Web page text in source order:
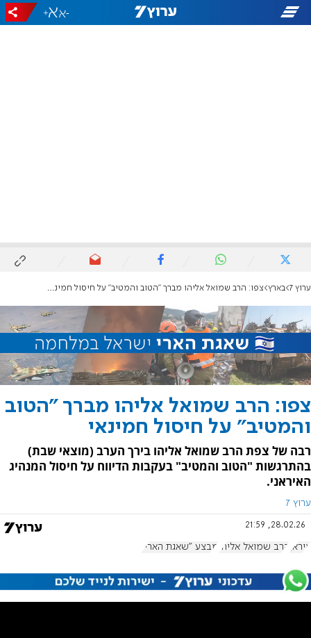
-
+
ערוץ 7 בארץ צפו: הרב שמואל אליהו מברך "הטוב והמטיב" על חיסול חמינאי
צפו: הרב שמואל אליהו מברך "הטוב
והמטיב" על חיסול חמינאי
רבה של צפת הרב שמואל אליהו בירך הערב (מוצאי שבת)
בהתרגשות "הטוב והמטיב" בעקבות הדיווח על חיסול המנהיג
האיראני.
ערוץ 7
28.02.26, 21:59
איראן הרב שמואל אליהו מבצע "שאגת הארי"